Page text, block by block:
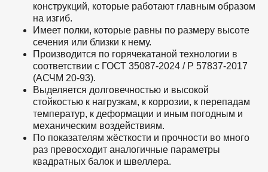
конструкций, которые работают главным образом
на изгиб.
Имеет полки, которые равны по размеру высоте
сечения или близки к нему.
Производится по горячекатаной технологии в
соответствии с ГОСТ 35087-2024 / Р 57837-2017
(АСЧМ 20-93).
Выделяется долговечностью и высокой
стойкостью к нагрузкам, к коррозии, к перепадам
температур, к деформации и иным погодным и
механическим воздействиям.
По показателям жёсткости и прочности во много
раз превосходит аналогичные параметры
квадратных балок и швеллера.